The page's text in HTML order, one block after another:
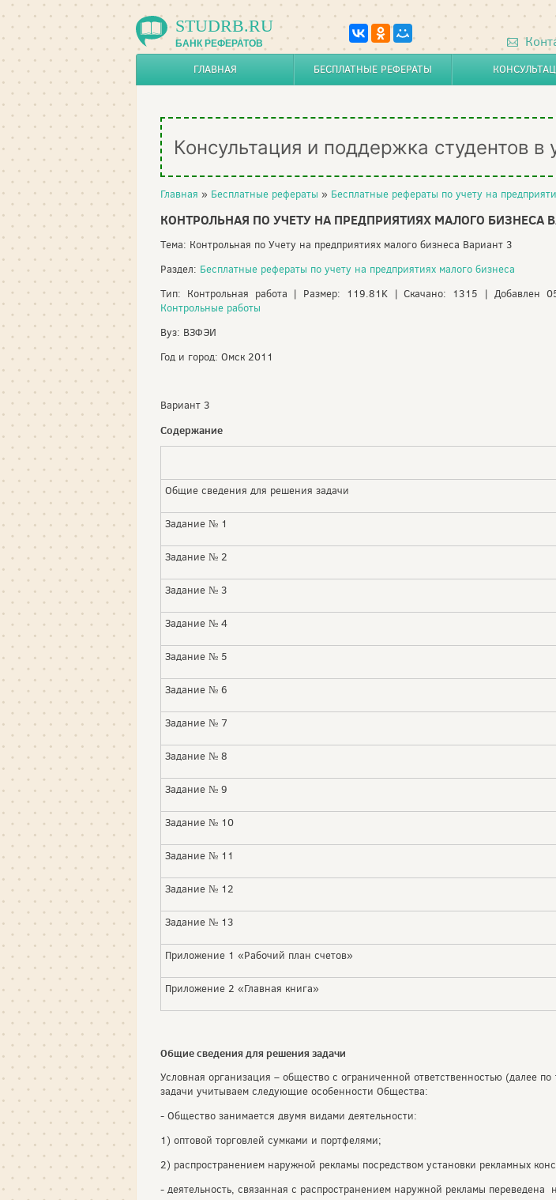
STUDRB.RU
БАНК РЕФЕРАТОВ
ГЛАВНАЯ БЕСПЛАТНЫЕ РЕФЕРАТЫ
Консультация и поддержка студентов в
Главная » Бесплатные рефераты » Бесплатные рефераты по учету на
КОНТРОЛЬНАЯ ПО УЧЕТУ НА ПРЕДПРИЯТИЯХ МАЛОГО БИЗНЕСА
Тема: Контрольная по Учету на предприятиях малого бизнеса Вариант 3
Раздел: Бесплатные рефераты по учету на предприятиях малого бизнеса
Тип: Контрольная работа | Размер: 119.81K | Скачано: 1315 |
Контрольные работы
Вуз: ВЗФЭИ
Год и город: Омск 2011
Вариант 3
Содержание
Общие сведения для решения задачи
Задание № 1
Задание № 2
Задание № 3
Задание № 4
Задание № 5
Задание № 6
Задание № 7
Задание № 8
Задание № 9
Задание № 10
Задание № 11
Задание № 12
Задание № 13
Приложение 1 «Рабочий план счетов»
Приложение 2 «Главная книга»
Общие сведения для решения задачи
Условная организация – общество с ограниченной ответственностью (далее
задачи учитываем следующие особенности Общества:
- Общество занимается двумя видами деятельности:
1) оптовой торговлей сумками и портфелями;
2) распространением наружной рекламы посредством установки рекламных
- деятельность, связанная с распространением наружной рекламы